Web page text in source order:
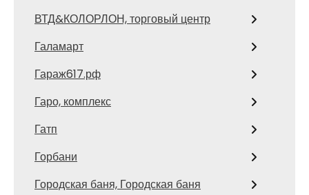
ВТД&КОЛОРЛОН, торговый центр
Галамарт
Гараж617.рф
Гаро, комплекс
Гатп
Горбани
Городская баня, Городская баня